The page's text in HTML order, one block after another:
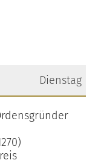
Dienstag